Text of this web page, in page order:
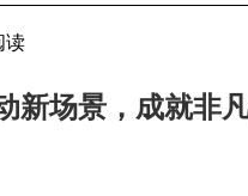
读
新场景，成就非